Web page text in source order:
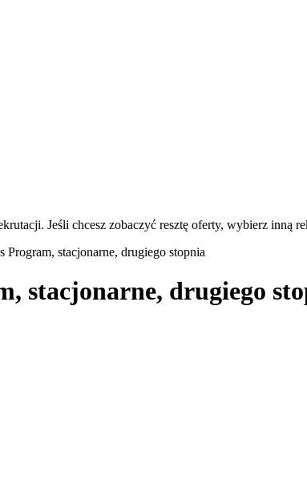
Jeśli chcesz zobaczyć resztę oferty, wybierz inną
Program, stacjonarne, drugiego stopnia
stacjonarne, drugiego